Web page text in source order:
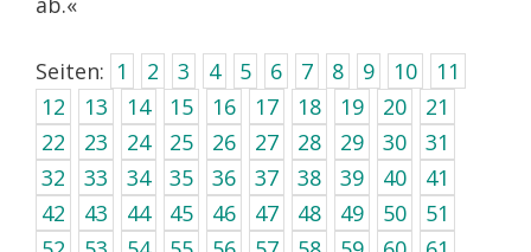
Seiten: 1 2 3 4 5 6 7 8 9 10
11
12
13 14 15 16 17 18 19 20
21
22
23 24 25 26 27 28 29 30
31
32
33 34 35 36 37 38 39 40
41
42
43 44 45 46 47 48 49 50
51